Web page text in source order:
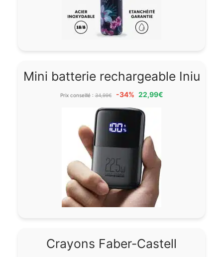
Mini batterie rechargeable Iniu
Prix conseillé :34,99€ -34% 22,99€
Crayons Faber-Castell